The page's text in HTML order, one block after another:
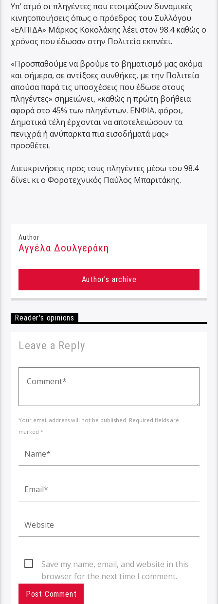
Υπ’ ατμό οι πληγέντες που ετοιμάζουν δυναμικές
κινητοποιήσεις όπως ο πρόεδρος του Συλλόγου
«ΕΛΠΙΔΑ» Μάρκος Κοκολάκης λέει στον 98.4 καθώς ο
χρόνος που έδωσαν στην Πολιτεία εκπνέει.
«Προσπαθούμε να βρούμε το βηματισμό μας ακόμα
και σήμερα, σε αντίξοες συνθήκες, με την Πολιτεία
απούσα παρά τις υποσχέσεις που έδωσε στους
πληγέντες» σημειώνει, «καθώς η πρώτη βοήθεια
αφορά στο 45% των πληγέντων. ΕΝΦΙΑ, φόροι,
Δημοτικά τέλη έρχονται να αποτελειώσουν τα
πενιχρά ή ανύπαρκτα πια εισοδήματά μας»
προσθέτει.
Διευκρινήσεις προς τους πληγέντες μέσω του 98.4
δίνει κι ο Φοροτεχνικός Παύλος Μπαριτάκης.
Author
Αγγέλα Δουλγεράκη
Author's archive
Reader's opinions
Leave a Reply
Your email address will not be published. Required fields are
marked *
Save my name, email, and website in this
browser for the next time I comment.